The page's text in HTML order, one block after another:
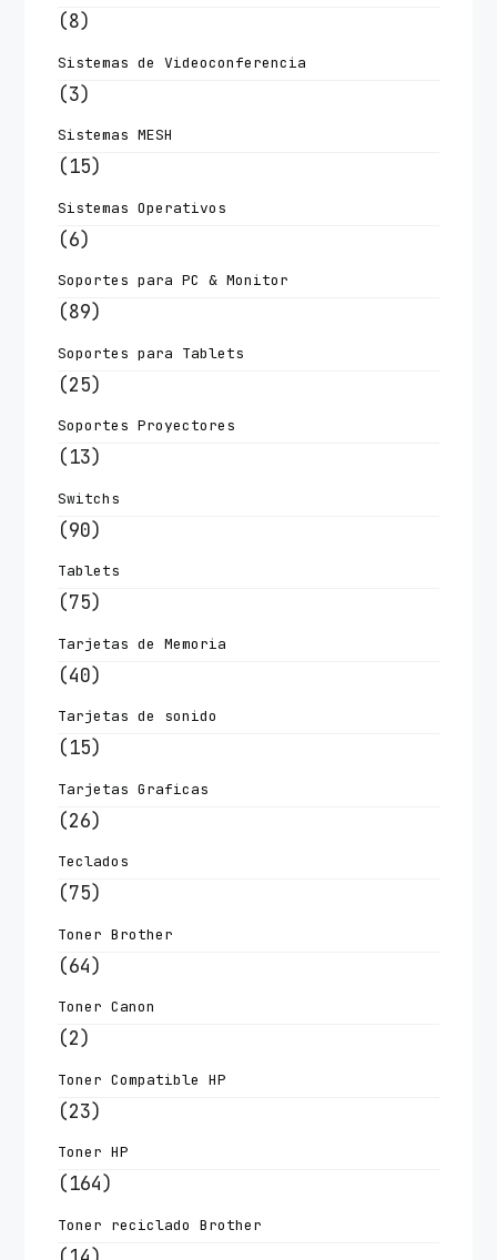
(8)
Sistemas de Videoconferencia
(3)
Sistemas MESH
(15)
Sistemas Operativos
(6)
Soportes para PC & Monitor
(89)
Soportes para Tablets
(25)
Soportes Proyectores
(13)
Switchs
(90)
Tablets
(75)
Tarjetas de Memoria
(40)
Tarjetas de sonido
(15)
Tarjetas Graficas
(26)
Teclados
(75)
Toner Brother
(64)
Toner Canon
(2)
Toner Compatible HP
(23)
Toner HP
(164)
Toner reciclado Brother